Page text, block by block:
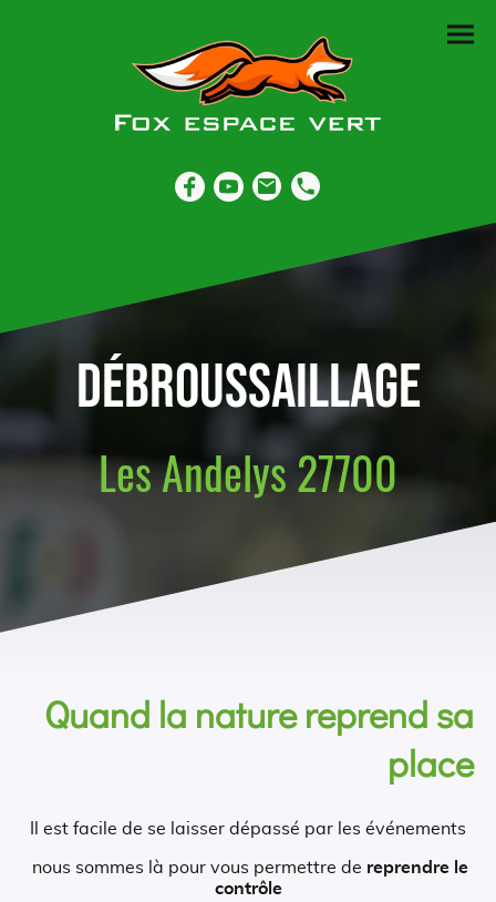
Débroussaillage
Les Andelys 27700
Quand la nature reprend sa
place
Il est facile de se laisser dépassé par les événements
nous sommes là pour vous permettre de reprendre le
contrôle